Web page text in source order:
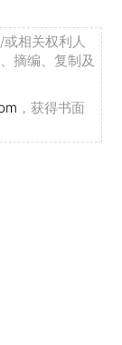
相关权利人
摘编、复制及
，获得书面